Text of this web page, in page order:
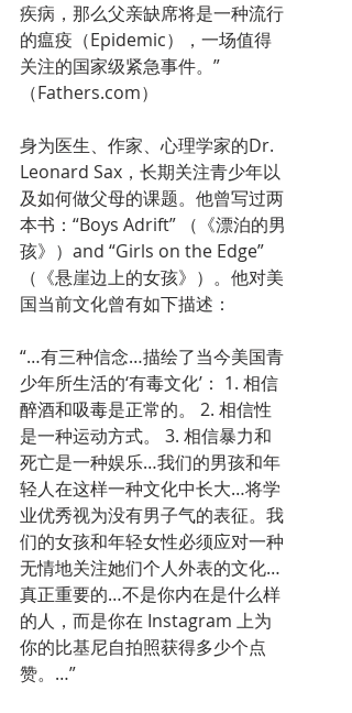
疾病，那么父亲缺席将是一种流行
的瘟疫（Epidemic），一场值得
关注的国家级紧急事件。”
（Fathers.com）
身为医生、作家、心理学家的Dr.
Leonard Sax，长期关注青少年以
及如何做父母的课题。他曾写过两
本书：“Boys Adrift” （《漂泊的男
孩》）and “Girls on the Edge”
（《悬崖边上的女孩》）。他对美
国当前文化曾有如下描述：
“…有三种信念…描绘了当今美国青
少年所生活的‘有毒文化’： 1. 相信
醉酒和吸毒是正常的。 2. 相信性
是一种运动方式。 3. 相信暴力和
死亡是一种娱乐…我们的男孩和年
轻人在这样一种文化中长大…将学
业优秀视为没有男子气的表征。我
们的女孩和年轻女性必须应对一种
无情地关注她们个人外表的文化…
真正重要的…不是你内在是什么样
的人，而是你在 Instagram 上为
你的比基尼自拍照获得多少个点
赞。…”